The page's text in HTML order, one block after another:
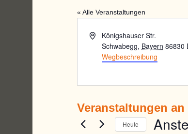
« Alle Veranstaltungen
AdresseKönigshauser Str.
Schwabegg, Bayern 86830
Wegbeschreibung
Veranstaltungen
Heute